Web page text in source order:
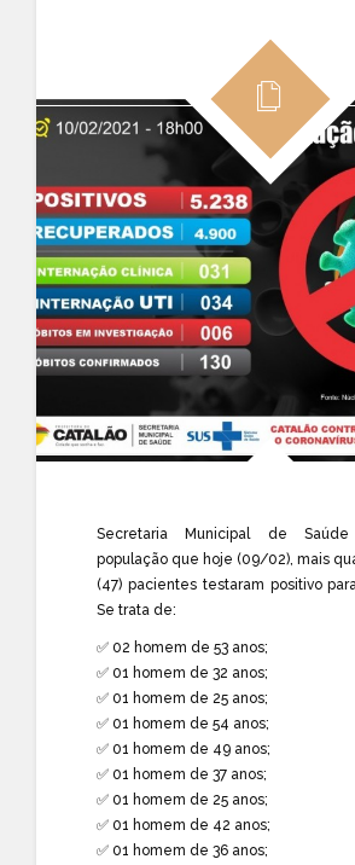
Secretaria Municipal de
população que hoje (09/02), mais
(47) pacientes testaram positivo
Se trata de:
✅ 02 homem de 53 anos;
✅ 01 homem de 32 anos;
✅ 01 homem de 25 anos;
✅ 01 homem de 54 anos;
✅ 01 homem de 49 anos;
✅ 01 homem de 37 anos;
✅ 01 homem de 25 anos;
✅ 01 homem de 42 anos;
✅ 01 homem de 36 anos;